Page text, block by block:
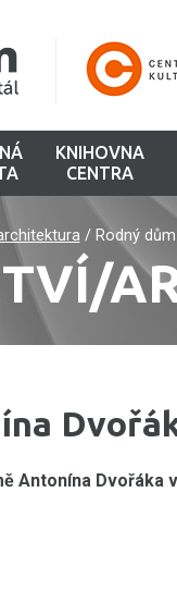
KNIHOVNA
CENTRA
/ Rodný
Antonína